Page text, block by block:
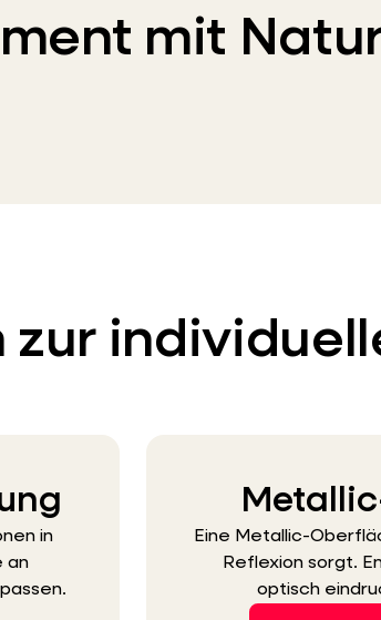
mit
in
an
Eine Metallic-
Reflexion sorgt.
optisch